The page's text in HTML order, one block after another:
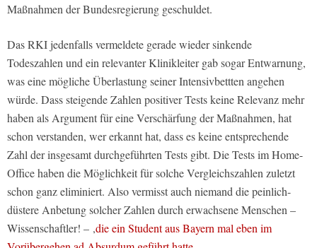
Maßnahmen der Bundesregierung geschuldet.
Das RKI jedenfalls vermeldete gerade wieder sinkende
Todeszahlen und ein relevanter Klinikleiter gab sogar Entwarnung,
was eine mögliche Überlastung seiner Intensivbettten angehen
würde. Dass steigende Zahlen positiver Tests keine Relevanz mehr
haben als Argument für eine Verschärfung der Maßnahmen, hat
schon verstanden, wer erkannt hat, dass es keine entsprechende
Zahl der insgesamt durchgeführten Tests gibt. Die Tests im Home-
Office haben die Möglichkeit für solche Vergleichszahlen zuletzt
schon ganz eliminiert. Also vermisst auch niemand die peinlich-
düstere Anbetung solcher Zahlen durch erwachsene Menschen –
Wissenschaftler! – ,die ein Student aus Bayern mal eben im